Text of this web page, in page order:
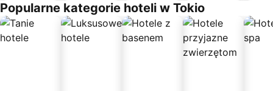
Popularne kategorie hoteli w Tokio